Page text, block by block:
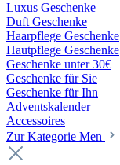
Luxus Geschenke
Duft Geschenke
Haarpflege Geschenke
Hautpflege Geschenke
Geschenke unter 30€
Geschenke für Sie
Geschenke für Ihn
Adventskalender
Accessoires
Zur Kategorie Men